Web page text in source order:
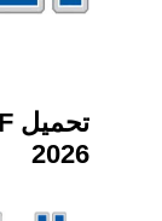
2026